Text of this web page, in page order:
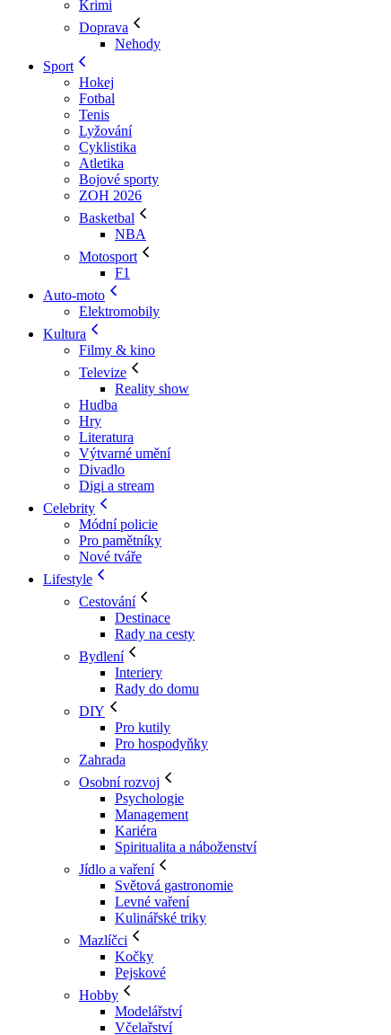
Krimi
Doprava
Nehody
Sport
Hokej
Fotbal
Tenis
Lyžování
Cyklistika
Atletika
Bojové sporty
ZOH 2026
Basketbal
NBA
Motosport
F1
Auto-moto
Elektromobily
Kultura
Filmy & kino
Televize
Reality show
Hudba
Hry
Literatura
Výtvarné umění
Divadlo
Digi a stream
Celebrity
Módní policie
Pro pamětníky
Nové tváře
Lifestyle
Cestování
Destinace
Rady na cesty
Bydlení
Interiery
Rady do domu
DIY
Pro kutily
Pro hospodyňky
Zahrada
Osobní rozvoj
Psychologie
Management
Kariéra
Spiritualita a náboženství
Jídlo a vaření
Světová gastronomie
Levné vaření
Kulinářské triky
Mazlíčci
Kočky
Pejskové
Hobby
Modelářství
Včelařství